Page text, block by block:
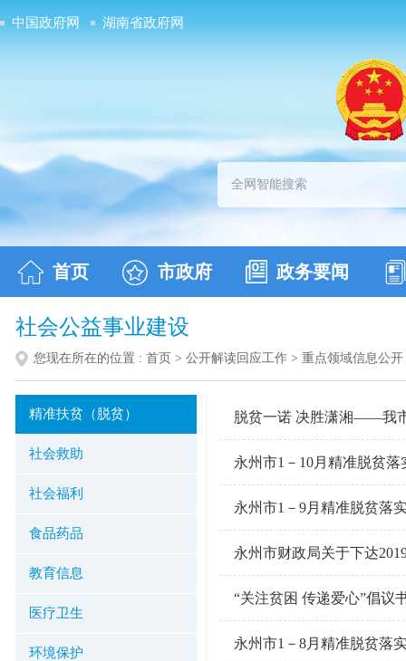
中国政府网 湖南省政府网
首页 市政府 政务要闻
社会公益事业建设
您现在所在的位置 : 首页 > 公开解读回应工作 > 重点领域信息公开
精准扶贫（脱贫）
社会救助
社会福利
食品药品
教育信息
医疗卫生
环境保护
脱贫一诺 决胜潇湘——我
永州市1－10月精准脱贫落
永州市1－9月精准脱贫落
永州市财政局关于下达
“关注贫困 传递爱心”倡议
永州市1－8月精准脱贫落